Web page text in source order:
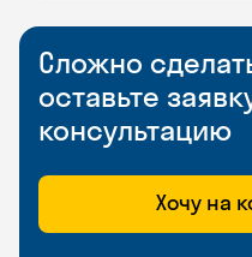
Сложно
оставьте
консультацию
Хочу на